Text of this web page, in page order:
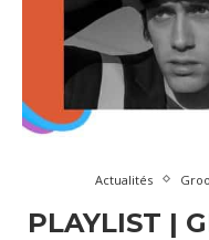
Actualités
PLAYLIST |